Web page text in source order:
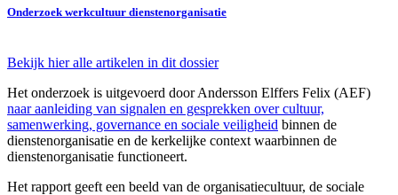
Onderzoek werkcultuur dienstenorganisatie
Bekijk hier alle artikelen in dit dossier
Het onderzoek is uitgevoerd door Andersson Elffers Felix (AEF)
naar aanleiding van signalen en gesprekken over cultuur,
samenwerking, governance en sociale veiligheid binnen de
dienstenorganisatie en de kerkelijke context waarbinnen de
dienstenorganisatie functioneert.
Het rapport geeft een beeld van de organisatiecultuur, de sociale